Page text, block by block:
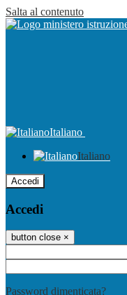
Salta al contenuto
Italiano
Italiano
Accedi
Accedi
button close ×
Password dimenticata?